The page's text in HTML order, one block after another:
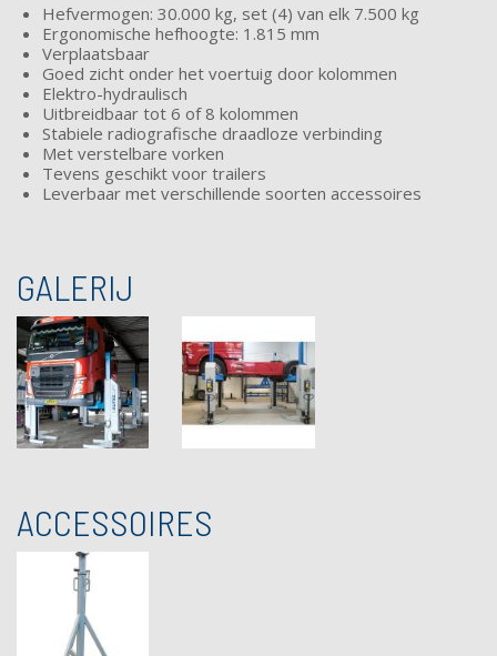
Hefvermogen: 30.000 kg, set (4) van elk 7.500 kg
Ergonomische hefhoogte: 1.815 mm
Verplaatsbaar
Goed zicht onder het voertuig door kolommen
Elektro-hydraulisch
Uitbreidbaar tot 6 of 8 kolommen
Stabiele radiografische draadloze verbinding
Met verstelbare vorken
Tevens geschikt voor trailers
Leverbaar met verschillende soorten accessoires
GALERIJ
ACCESSOIRES